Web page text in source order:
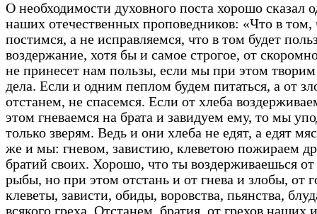
О необходимости духовного поста хорошо сказал
наших отечественных проповедников: «Что в
постимся, а не исправляемся, что в том будет
воздержание, хотя бы и самое строгое, от
не принесет нам пользы, если мы при этом
дела. Если и одним пеплом будем питаться, а от
отстанем, не спасемся. Если от хлеба
этом гневаемся на брата и завидуем ему, то мы
только зверям. Ведь и они хлеба не едят, а едят
же и мы: гневом, завистию, клеветою пожираем
братий своих. Хорошо, что ты воздерживаешься
рыбы, но при этом отстань и от гнева и злобы, от
клеветы, зависти, обиды, воровства, пьянства,